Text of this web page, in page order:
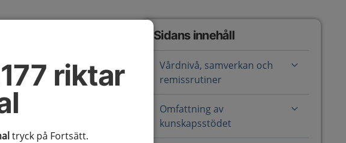
riktar
tryck på Fortsätt.
Sidans innehåll
Vårdnivå, samverkan och
remissrutiner
Omfattning av
kunskapsstödet